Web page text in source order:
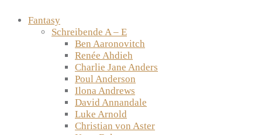
Fantasy
Schreibende A – E
Ben Aaronovitch
Renée Ahdieh
Charlie Jane Anders
Poul Anderson
Ilona Andrews
David Annandale
Luke Arnold
Christian von Aster